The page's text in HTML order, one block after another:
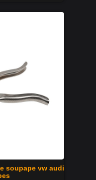
soupape vw audi